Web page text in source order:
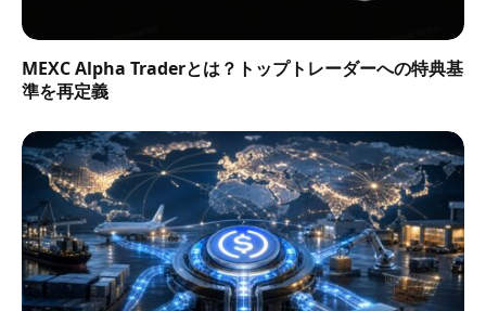
MEXC Alpha Traderとは？トップトレーダーへの特典基
準を再定義